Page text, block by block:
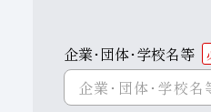
企業･団体･学校名等